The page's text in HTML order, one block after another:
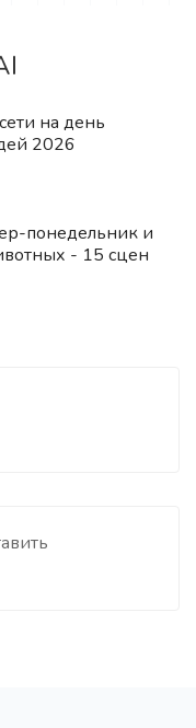
на день
2026
понедельник и
- 15 сцен